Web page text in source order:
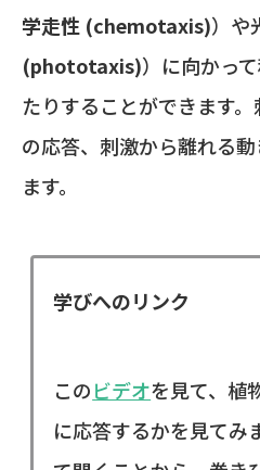
学走性 (chemotaxis)）や
(phototaxis)）に向かっ
たりすることができます
の応答、刺激から離れる
ます。
学びへのリンク
このビデオを見て、植
に応答するかを見て